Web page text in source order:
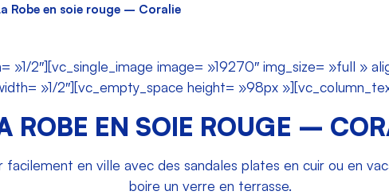
Robe en soie rouge – Coralie
»1/2″][vc_single_image image= »19270″ img_size= »full »
»1/2″][vc_empty_space height= »98px
ROBE EN SOIE ROUGE –
en ville avec des sandales plates en cuir ou en
boire un verre en terrasse.